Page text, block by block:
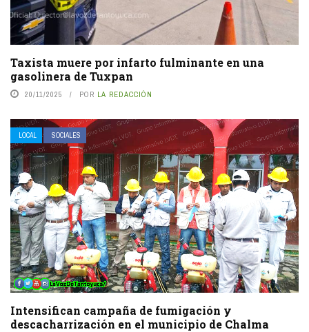
Taxista muere por infarto fulminante en una
gasolinera de Tuxpan
20/11/2025 POR LA REDACCIÓN
LOCAL SOCIALES
Intensifican campaña de fumigación y
descacharrización en el municipio de Chalma